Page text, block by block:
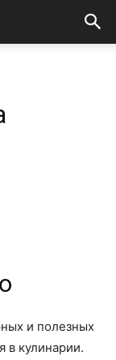
и полезных
в кулинарии.